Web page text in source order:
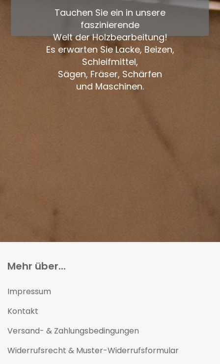
Tauchen Sie ein in unsere
faszinierende
Welt der Holzbearbeitung!
Es erwarten Sie Lacke, Beizen,
Schleifmittel,
Sägen, Fräser, Schärfen
und Maschinen.
Mehr über...
Impressum
Kontakt
Versand- & Zahlungsbedingungen
Widerrufsrecht & Muster-Widerrufsformular